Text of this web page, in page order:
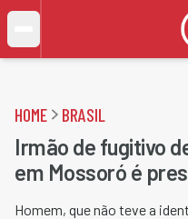
HOME BRASIL
Irmão de fugitivo
em Mossoró é
Homem, que não teve a